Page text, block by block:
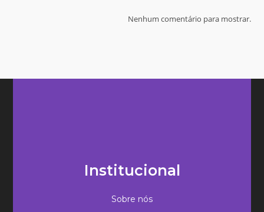
Nenhum comentário para mostrar.
Institucional
Sobre nós